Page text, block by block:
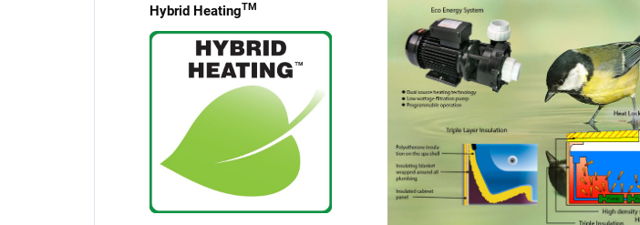
Hybrid HeatingTM